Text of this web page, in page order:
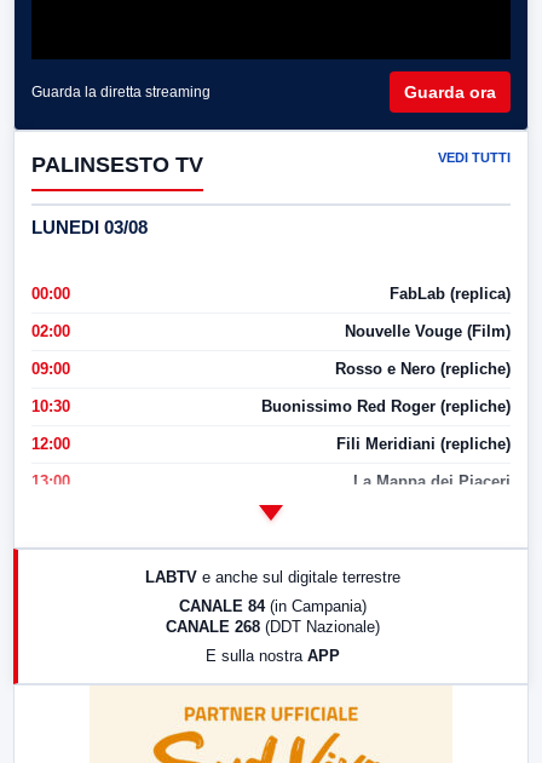
Guarda la diretta streaming Guarda ora
PALINSESTO TV VEDI TUTTI
LUNEDI 03/08
00:00 FabLab (replica)
02:00 Nouvelle Vouge (Film)
09:00 Rosso e Nero (repliche)
10:30 Buonissimo Red Roger (repliche)
12:00 Fili Meridiani (repliche)
13:00 La Mappa dei Piaceri
LABTV e anche sul digitale terrestre
CANALE 84 (in Campania)
CANALE 268 (DDT Nazionale)
E sulla nostra APP